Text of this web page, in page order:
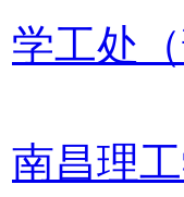
学工处
南昌理